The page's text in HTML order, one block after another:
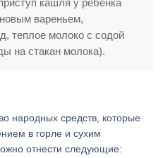
кашля у ребенка
вареньем,
теплое молоко с содой
на стакан молока).
народных средств, которые
в горле и сухим
отнести следующие: